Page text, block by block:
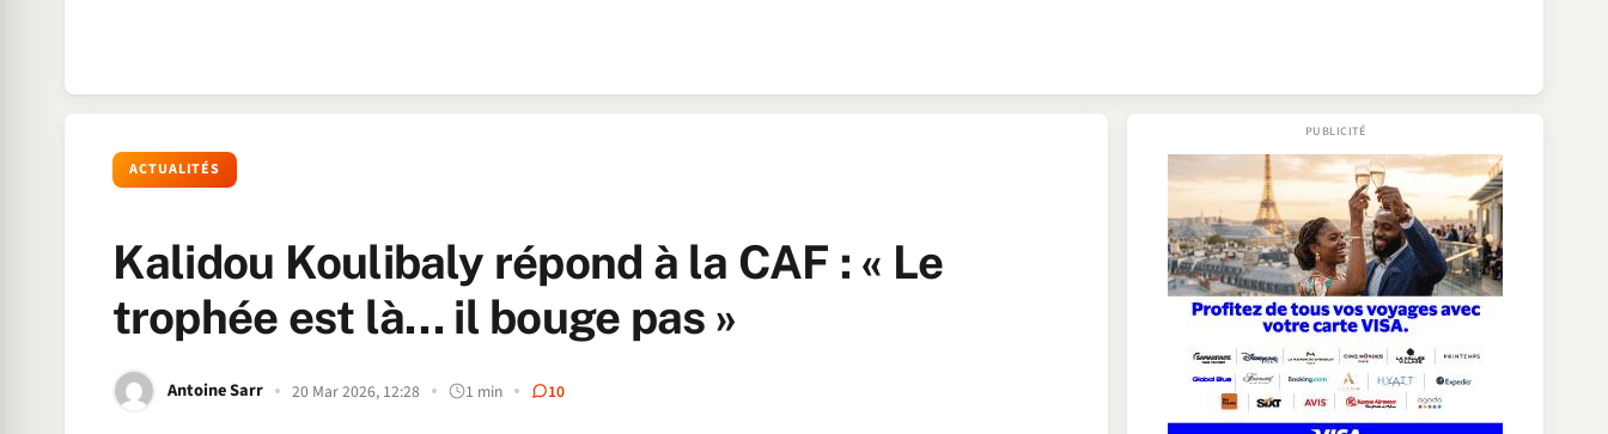
ACTUALITÉS
Kalidou Koulibaly répond à la CAF : « Le
trophée est là… il bouge pas »
Antoine Sarr 20 Mar 2026, 12:28 1 min 10